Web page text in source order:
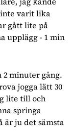
varit lika
gått lite på
upplägg - 1 min
2 minuter gång.
jogga lätt 30
lite till och
springa
är ju det sämsta